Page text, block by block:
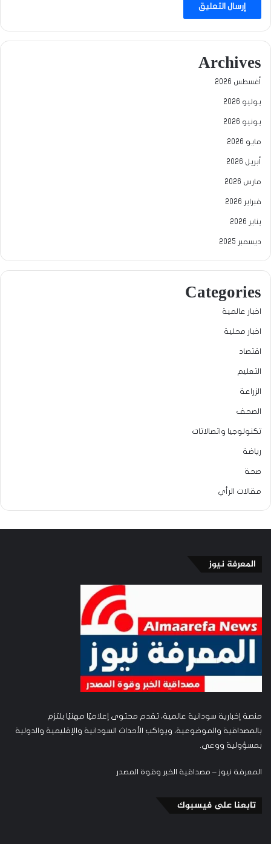
Archives
أغسطس 2026
يوليو 2026
يونيو 2026
مايو 2026
أبريل 2026
مارس 2026
فبراير 2026
يناير 2026
ديسمبر 2025
Categories
اخبار عالمية
اخبار محلية
اقتصاد
التعليم
الزراعة
الصحف
تكنولوجيا واتصالاتات
رياضة
صحة
مقالات الرأي
المعرفة نيوز
منصة إخبارية سودانية عالمية، تقدم محتوى إعلاميًا مهنيًا يلتزم
بالمصداقية والموضوعية، ويواكب الأحداث السودانية والإقليمية والدولية
بمسؤولية ووعي.
المعرفة نيوز – مصداقية الخبر وقوة المصدر
تابعنا على فيسبوك